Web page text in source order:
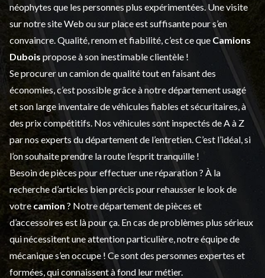
néophytes que les personnes plus expérimentées. Une visite
sur notre site Web ou sur place est suffisante pour s’en
convaincre. Qualité, renom et fiabilité, c’est ce que Camions
Dubois propose à son inestimable clientèle !
Se procurer un camion de qualité tout en faisant des
économies, c’est possible grâce à notredépartement usagé
et son large inventaire de véhicules fiables et sécuritaires, à
des prix compétitifs. Nos véhicules sont inspectés de A à Z
par nos experts du département de l’entretien . C’est l’idéal, si
l’on souhaite prendre la route l’esprit tranquille !
Besoin de pièces pour effectuer une réparation ? À la
recherche d’articles bien précis pour rehausser le look de
votre camion ? Notre département depièces et
d’accessoiresest là pour ça. En cas de problèmes plus sérieux
qui nécessitent une attention particulière, notre équipe de
mécanique s’en occupe ! Ce sont des personnes expertes et
formées, qui connaissent à fond leur métier.